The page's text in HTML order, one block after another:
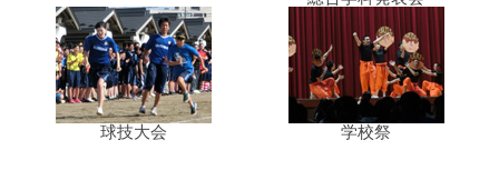
球技大会 学校祭